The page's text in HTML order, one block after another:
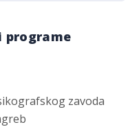
programe
zavoda